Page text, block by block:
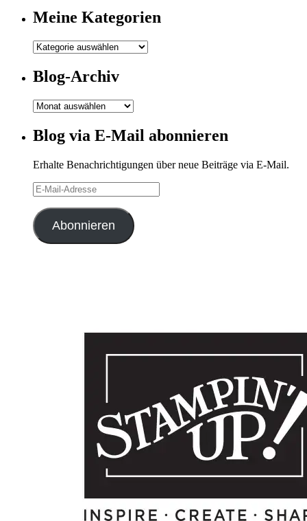
Meine Kategorien
Meine
Blog-Archiv
Blog-
Blog via E-Mail abonnieren
Erhalte Benachrichtigungen über neue Beiträge via E-Mail.
E-
Mail-
Adresse
Abonnieren